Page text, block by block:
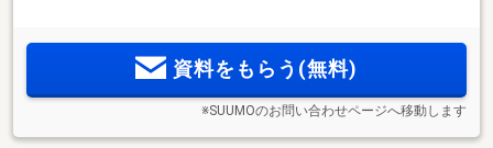
資料をもらう(無料)
※SUUMOのお問い合わせページへ移動します